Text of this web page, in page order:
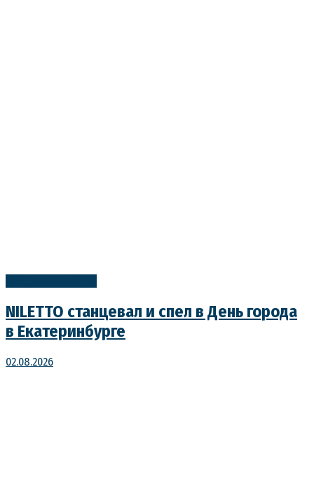
NILETTO станцевал и спел в День города
в Екатеринбурге
02.08.2026